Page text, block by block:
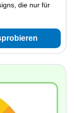
die nur für